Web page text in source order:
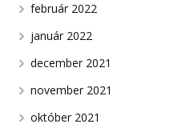
február 2022
január 2022
december 2021
november 2021
október 2021